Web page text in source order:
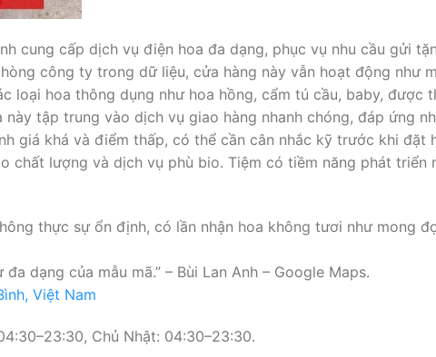
cung cấp dịch vụ điện hoa đa dạng, phục vụ nhu cầu gửi
công ty trong dữ liệu, cửa hàng này vẫn hoạt động như
loại hoa thông dụng như hoa hồng, cẩm tú cầu, baby, được
tập trung vào dịch vụ giao hàng nhanh chóng, đáp ứng
giá khá và điểm thấp, có thể cần cân nhắc kỹ trước khi đặt
chất lượng và dịch vụ phù bio. Tiệm có tiềm năng phát triển
thực sự ổn định, có lần nhận hoa không tươi như mong
dạng của mẫu mã.” – Bùi Lan Anh – Google Maps.
Việt Nam
Chủ Nhật: 04:30–23:30.